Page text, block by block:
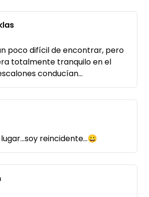
para el precio y sin
Tuvimos suerte y tuvimos
vecinos agradables que a
fuera o querían su paz y
poco difícil de encontrar, pero
totalmente tranquilo en el
conducían
al lago.
pasar una noche en el
con el anfitrión fue rápida y
reincidente...😀